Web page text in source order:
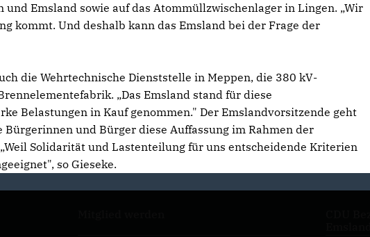
Emsland sowie auf das Atommüllzwischenlager in Lingen. „Wir
kommt. Und deshalb kann das Emsland bei der Frage der
die Wehrtechnische Dienststelle in Meppen, die 380 kV-
„Das Emsland stand für diese
Belastungen in Kauf genommen." Der Emslandvorsitzende geht
und Bürger diese Auffassung im Rahmen der
Solidarität und Lastenteilung für uns entscheidende Kriterien
so Gieseke.